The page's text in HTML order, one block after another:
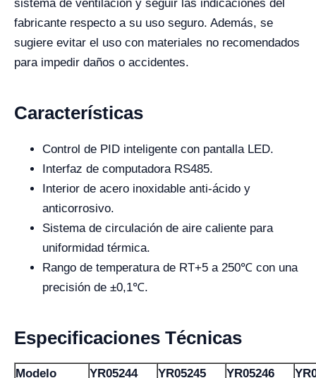
sistema de ventilación y seguir las indicaciones del
fabricante respecto a su uso seguro. Además, se
sugiere evitar el uso con materiales no recomendados
para impedir daños o accidentes.
Características
Control de PID inteligente con pantalla LED.
Interfaz de computadora RS485.
Interior de acero inoxidable anti-ácido y
anticorrosivo.
Sistema de circulación de aire caliente para
uniformidad térmica.
Rango de temperatura de RT+5 a 250℃ con una
precisión de ±0,1℃.
Especificaciones Técnicas
Modelo YR05244 YR05245 YR05246